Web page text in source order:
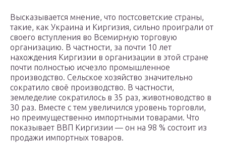
Высказывается мнение, что постсоветские страны,
такие, как Украина и Киргизия, сильно проиграли от
своего вступления во Всемирную торговую
организацию. В частности, за почти 10 лет
нахождения Киргизии в организации в этой стране
почти полностью исчезло промышленное
производство. Сельское хозяйство значительно
сократило своё производство. В частности,
земледелие сократилось в 35 раз, животноводство в
30 раз. Вместе с тем увеличился уровень торговли,
но преимущественно импортными товарами. Что
показывает ВВП Киргизии — он на 98 % состоит из
продажи импортных товаров.